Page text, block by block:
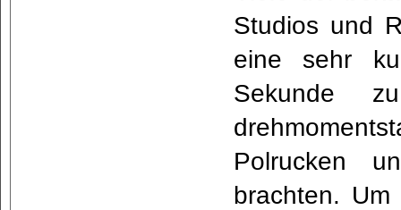
Studios und
eine sehr
Sekunde
Polrucken
brachten.